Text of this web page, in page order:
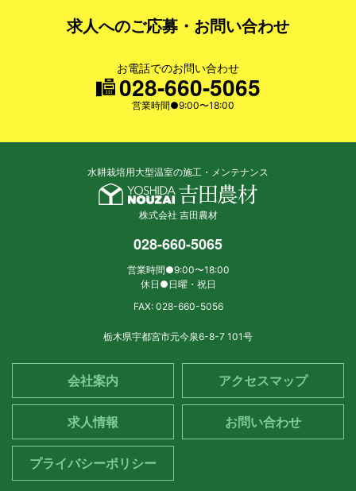
求人へのご応募・ お問い合わせ
お電話でのお問い合わせ
028-660-5065
営業時間●9:00〜18:00
水耕栽培用大型温室の施工・メンテナンス
株式会社 吉田農材
028-660-5065
営業時間●9:00〜18:00
休日●日曜・祝日
FAX: 028-660-5056
栃木県宇都宮市元今泉6-8-7 101号
会社案内 アクセスマップ
求人情報 お問い合わせ
プライバシーポリシー